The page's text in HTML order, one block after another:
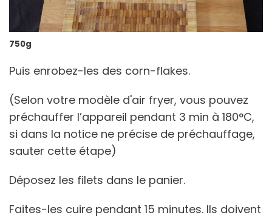
750g
Puis enrobez-les des corn-flakes.
(Selon votre modèle d'air fryer, vous pouvez
préchauffer l’appareil pendant 3 min à 180°C,
si dans la notice ne précise de préchauffage,
sauter cette étape)
Déposez les filets dans le panier.
Faites-les cuire pendant 15 minutes. Ils doivent